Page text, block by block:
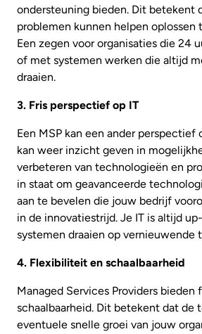
ondersteuning bieden. Dit betekent
problemen kunnen helpen oplossen
Een zegen voor organisaties die 24
of met systemen werken die altijd
draaien.
3. Fris perspectief op IT
Een MSP kan een ander perspectief
kan weer inzicht geven in
verbeteren van technologieën en
in staat om geavanceerde
aan te bevelen die jouw bedrijf
in de innovatiestrijd. Je IT is altijd
systemen draaien op vernieuwende
4. Flexibiliteit en schaalbaarheid
Managed Services Providers
schaalbaarheid. Dit betekent dat de
eventuele snelle groei van jouw